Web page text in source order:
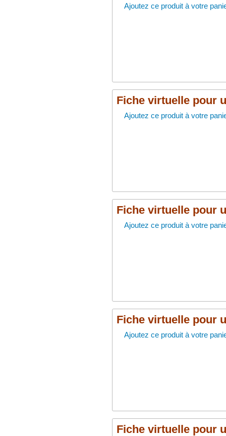
Ajoutez ce produit à votre
Fiche virtuelle pour
Ajoutez ce produit à votre
Fiche virtuelle pour
Ajoutez ce produit à votre
Fiche virtuelle pour
Ajoutez ce produit à votre
Fiche virtuelle pour